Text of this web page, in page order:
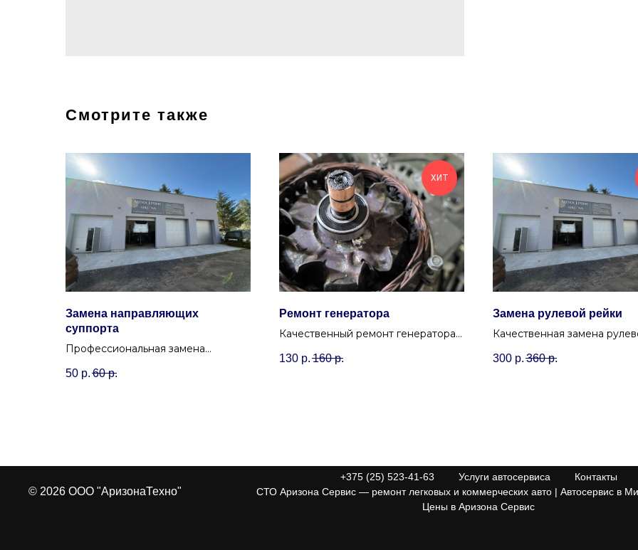
Смотрите также
Замена направляющих
суппорта
Профессиональная замена
в Минске, район Уручье. Устраним
50 р. 60 р.
ХИТ
Ремонт генератора
Качественный ремонт генератора
подшипников, регулятора и
130 р. 160 р.
Замена рулевой рейки
Качественная замена
и течей в Уручье с
300 р. 360 р.
© 2026 ООО "АризонаТехно"
+375 (25) 523-41-63 Услуги автосервиса
Контакты
СТО Аризона Сервис — ремонт легковых и коммерческих авто | Автосервис в
Цены в Аризона Сервис